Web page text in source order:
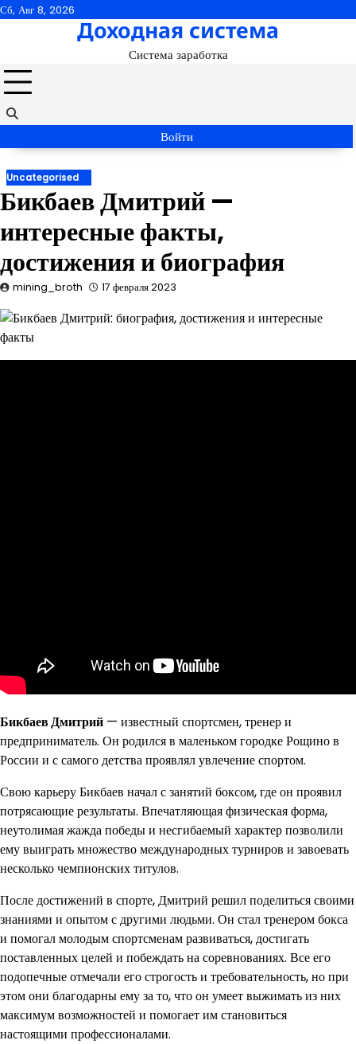
Перейти
Сб, Авг 8, 2026
Доходная система
Система заработка
Войти
Uncategorised
Бикбаев Дмитрий —
интересные факты,
достижения и биография
mining_broth 17 февраля 2023
Бикбаев Дмитрий — известный спортсмен, тренер и
предприниматель. Он родился в маленьком городке Рощино в
России и с самого детства проявлял увлечение спортом.
Свою карьеру Бикбаев начал с занятий боксом, где он проявил
потрясающие результаты. Впечатляющая физическая форма,
неутолимая жажда победы и несгибаемый характер позволили
ему выиграть множество международных турниров и завоевать
несколько чемпионских титулов.
После достижений в спорте, Дмитрий решил поделиться своими
знаниями и опытом с другими людьми. Он стал тренером бокса
и помогал молодым спортсменам развиваться, достигать
поставленных целей и побеждать на соревнованиях. Все его
подопечные отмечали его строгость и требовательность, но при
этом они благодарны ему за то, что он умеет выжимать из них
максимум возможностей и помогает им становиться
настоящими профессионалами.